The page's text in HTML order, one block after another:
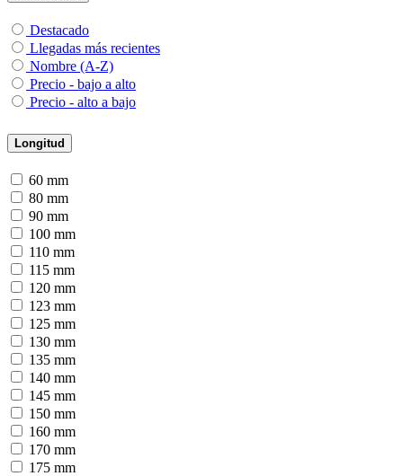
Destacado
Llegadas más recientes
Nombre (A-Z)
Precio - bajo a alto
Precio - alto a bajo
Longitud
60 mm
80 mm
90 mm
100 mm
110 mm
115 mm
120 mm
123 mm
125 mm
130 mm
135 mm
140 mm
145 mm
150 mm
160 mm
170 mm
175 mm